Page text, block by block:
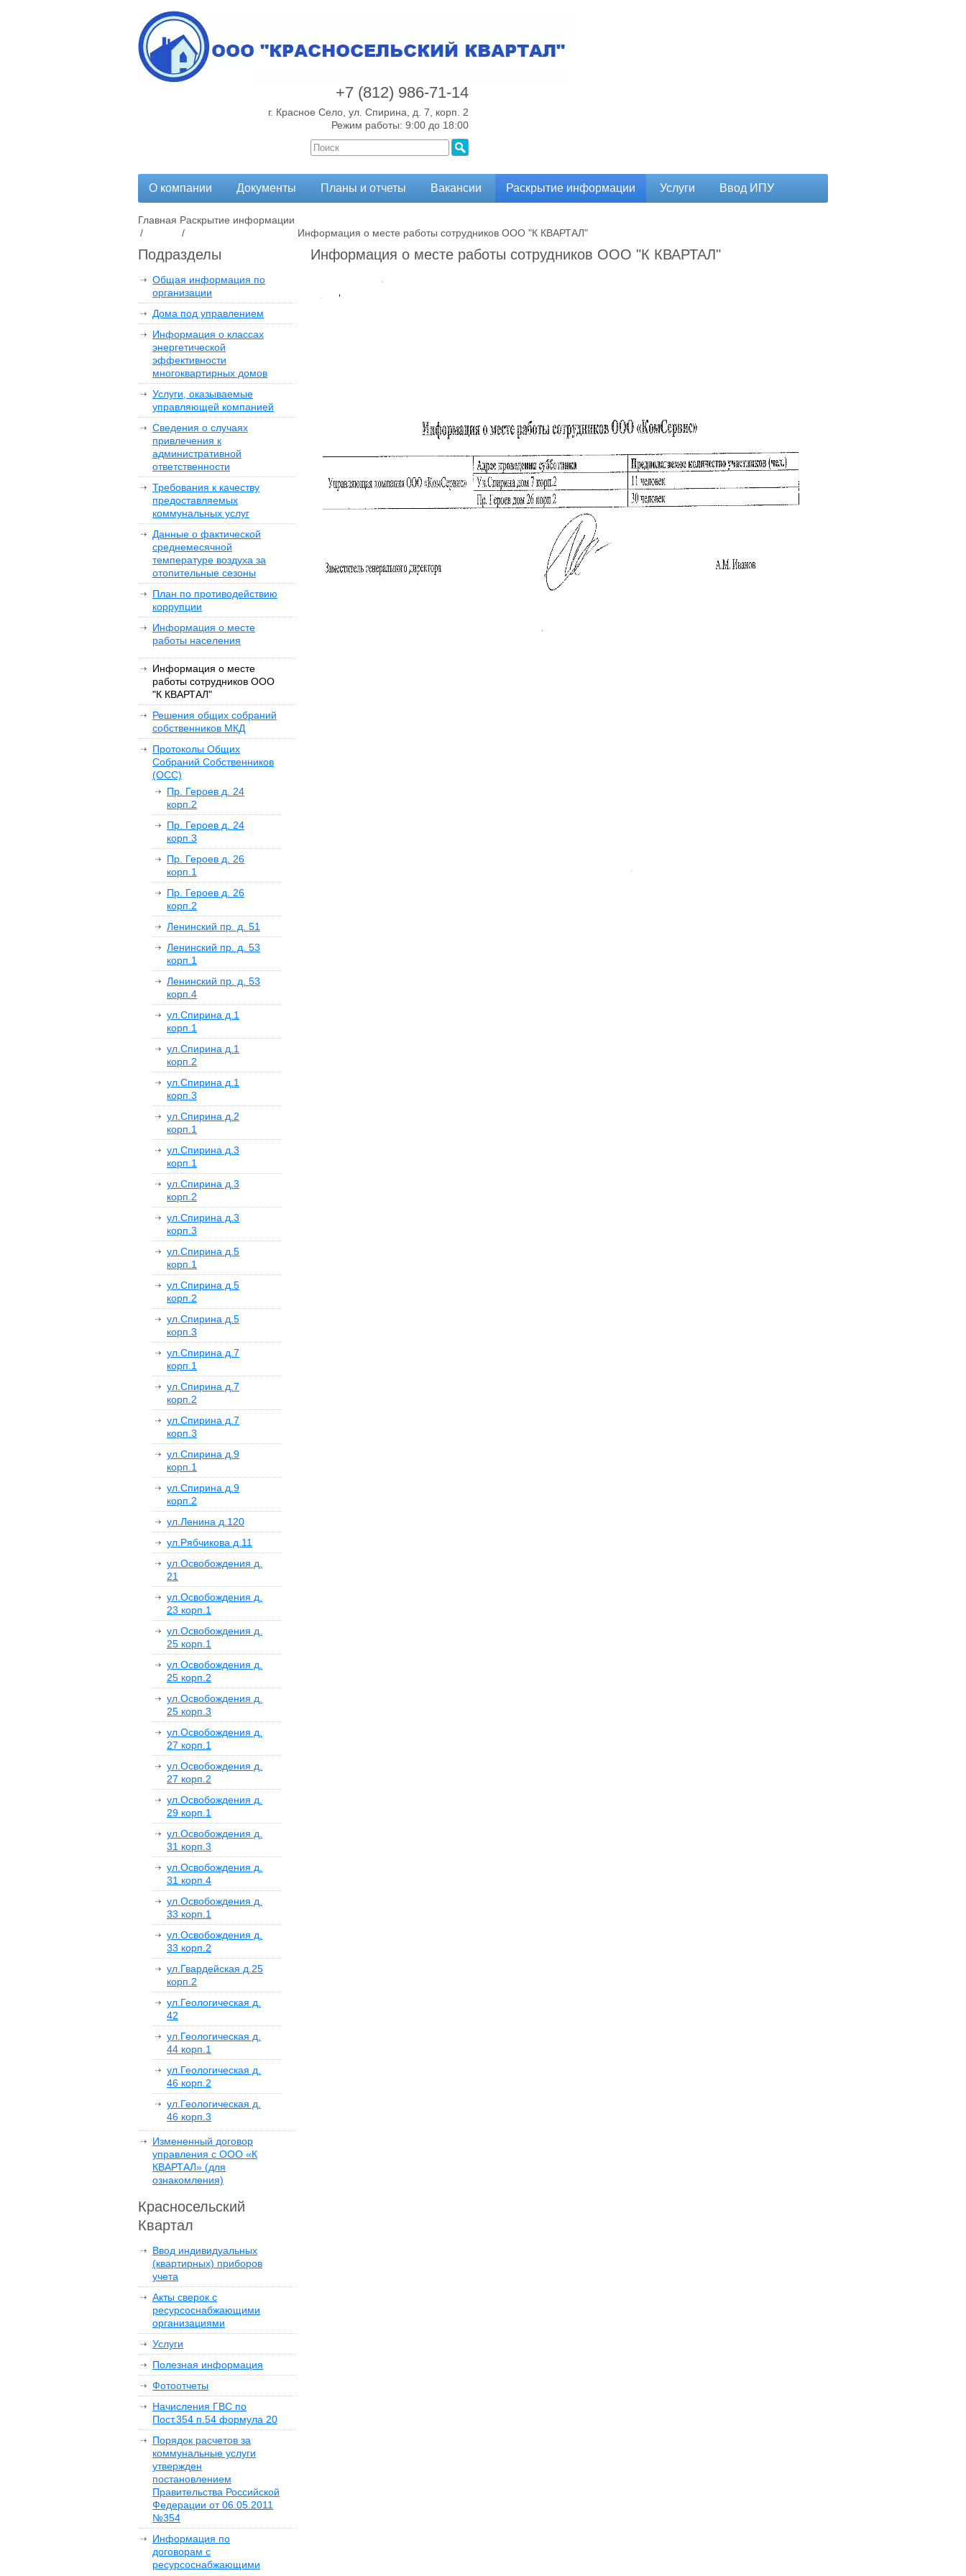
+7 (812) 986-71-14
г. Красное Село, ул. Спирина, д. 7, корп. 2
Режим работы: 9:00 до 18:00
О компании Документы Планы и отчеты Вакансии Раскрытие информации Услуги Ввод ИПУ
Главная
/
Раскрытие информации
/
Информация о месте работы сотрудников ООО "К КВАРТАЛ"
Подразделы
Общая информация по
организации
Дома под управлением
Информация о классах
энергетической
эффективности
многоквартирных домов
Услуги, оказываемые
управляющей компанией
Сведения о случаях
привлечения к
административной
ответственности
Требования к качеству
предоставляемых
коммунальных услуг
Данные о фактической
среднемесячной
температуре воздуха за
отопительные сезоны
План по противодействию
коррупции
Информация о месте
работы населения
Информация о месте
работы сотрудников ООО
"К КВАРТАЛ"
Решения общих собраний
собственников МКД
Протоколы Общих
Собраний Собственников
(ОСС)
Пр. Героев д. 24
корп.2
Пр. Героев д. 24
корп.3
Пр. Героев д. 26
корп.1
Пр. Героев д. 26
корп.2
Ленинский пр. д. 51
Ленинский пр. д. 53
корп.1
Ленинский пр. д. 53
корп.4
ул.Спирина д.1
корп.1
ул.Спирина д.1
корп.2
ул.Спирина д.1
корп.3
ул.Спирина д.2
корп.1
ул.Спирина д.3
корп.1
ул.Спирина д.3
корп.2
ул.Спирина д.3
корп.3
ул.Спирина д.5
корп.1
ул.Спирина д.5
корп.2
ул.Спирина д.5
корп.3
ул.Спирина д.7
корп.1
ул.Спирина д.7
корп.2
ул.Спирина д.7
корп.3
ул.Спирина д.9
корп.1
ул.Спирина д.9
корп.2
ул.Ленина д.120
ул.Рябчикова д.11
ул.Освобождения д.
21
ул.Освобождения д.
23 корп.1
ул.Освобождения д.
25 корп.1
ул.Освобождения д.
25 корп.2
ул.Освобождения д.
25 корп.3
ул.Освобождения д.
27 корп.1
ул.Освобождения д.
27 корп.2
ул.Освобождения д.
29 корп.1
ул.Освобождения д.
31 корп.3
ул.Освобождения д.
31 корп.4
ул.Освобождения д.
33 корп.1
ул.Освобождения д.
33 корп.2
ул.Гвардейская д.25
корп.2
ул.Геологическая д.
42
ул.Геологическая д.
44 корп.1
ул.Геологическая д.
46 корп.2
ул.Геологическая д.
46 корп.3
Измененный договор
управления с ООО «К
КВАРТАЛ» (для
ознакомления)
Красносельский
Квартал
Ввод индивидуальных
(квартирных) приборов
учета
Акты сверок с
ресурсоснабжающими
организациями
Услуги
Полезная информация
Фотоотчеты
Начисления ГВС по
Пост.354 п.54 формула 20
Порядок расчетов за
коммунальные услуги
утвержден
постановлением
Правительства Российской
Федерации от 06.05.2011
№354
Информация по
договорам с
ресурсоснабжающими
Информация о месте работы сотрудников ООО "К КВАРТАЛ"